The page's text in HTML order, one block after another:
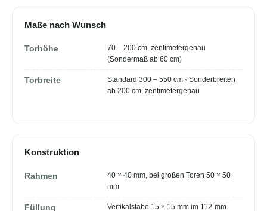
Maße nach Wunsch
Torhöhe
70 – 200 cm, zentimetergenau
(Sondermaß ab 60 cm)
Torbreite
Standard 300 – 550 cm · Sonderbreiten
ab 200 cm, zentimetergenau
Konstruktion
Rahmen
40 × 40 mm, bei großen Toren 50 × 50
mm
Füllung
Vertikalstäbe 15 × 15 mm im 112-mm-